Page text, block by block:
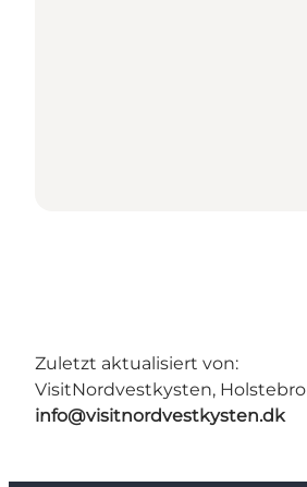
Zuletzt aktualisiert von:
VisitNordvestkysten, Holstebro
info@visitnordvestkysten.dk